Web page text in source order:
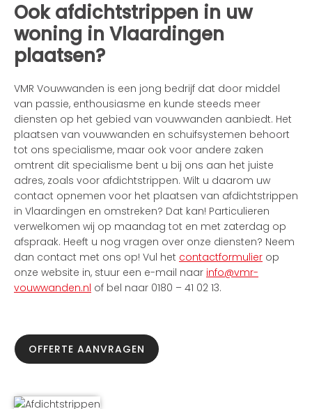
Ook afdichtstrippen in uw
woning in Vlaardingen
plaatsen?
VMR Vouwwanden is een jong bedrijf dat door middel
van passie, enthousiasme en kunde steeds meer
diensten op het gebied van vouwwanden aanbiedt. Het
plaatsen van vouwwanden en schuifsystemen behoort
tot ons specialisme, maar ook voor andere zaken
omtrent dit specialisme bent u bij ons aan het juiste
adres, zoals voor afdichtstrippen. Wilt u daarom uw
contact opnemen voor het plaatsen van afdichtstrippen
in Vlaardingen en omstreken? Dat kan! Particulieren
verwelkomen wij op maandag tot en met zaterdag op
afspraak. Heeft u nog vragen over onze diensten? Neem
dan contact met ons op! Vul het contactformulier op
onze website in, stuur een e-mail naar info@vmr-
vouwwanden.nl of bel naar 0180 – 41 02 13.
OFFERTE AANVRAGEN